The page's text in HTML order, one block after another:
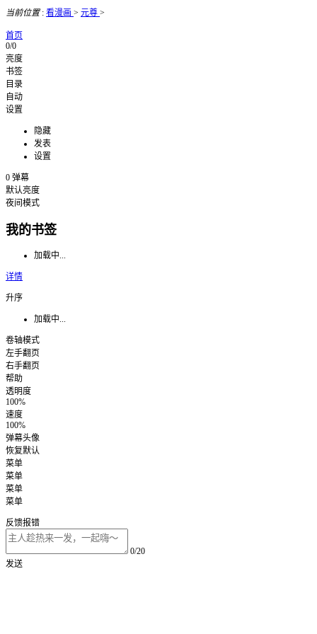
当前位置: 看漫画 > 元尊 >
首页
0/0
亮度
书签
目录
自动
设置
隐藏
发表
设置
0 弹幕
默认亮度
夜间模式
我的书签
加载中...
详情
升序
加载中...
卷轴模式
左手翻页
右手翻页
帮助
透明度
100%
速度
100%
弹幕头像
恢复默认
菜单
菜单
菜单
菜单
反馈报错
0/20
发送